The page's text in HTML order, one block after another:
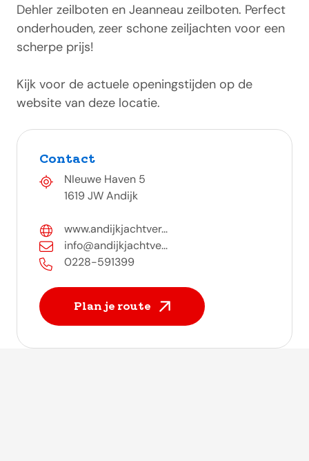
Dehler zeilboten en Jeanneau zeilboten. Perfect
onderhouden, zeer schone zeiljachten voor een
scherpe prijs!
Kijk voor de actuele openingstijden op de
website van deze locatie.
Contact
NIeuwe Haven 5
1619 JW Andijk
www.andijkjachtver...
info@andijkjachtve...
0228-591399
Plan je route